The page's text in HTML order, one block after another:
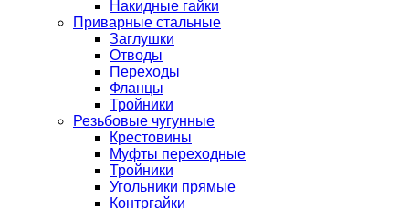
Накидные гайки
Приварные стальные
Заглушки
Отводы
Переходы
Фланцы
Тройники
Резьбовые чугунные
Крестовины
Муфты переходные
Тройники
Угольники прямые
Контргайки